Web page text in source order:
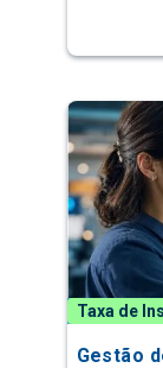
Taxa de
Gestão